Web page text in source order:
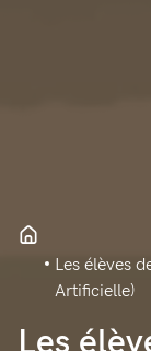
Les élèves
Artificielle)